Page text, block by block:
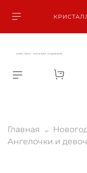
КРИСТАЛЛ - МАГАЗИН ПОДАРКОВ
Главная
Ангелочки и